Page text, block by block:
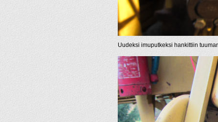
Uudeksi imuputkeksi hankittiin